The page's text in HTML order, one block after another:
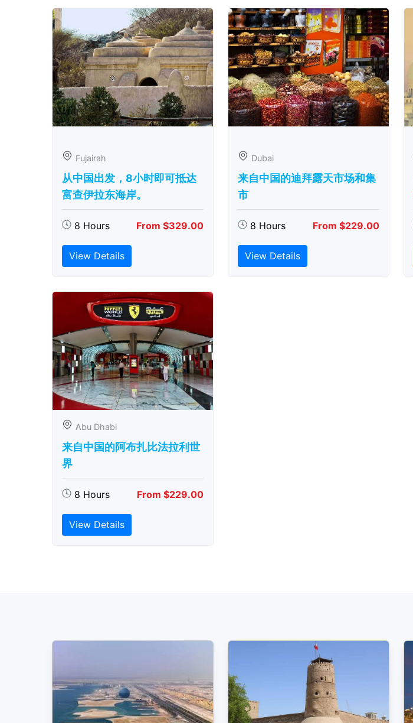
Fujairah
从中国出发，8小时即可抵达
富查伊拉东海岸。
8 Hours From $329.00
View Details
Dubai
来自中国的迪拜露天市场和集
市
8 Hours From $229.00
View Details
Abu Dhabi
来自中国的阿布扎比​​法拉利世
界
8 Hours From $229.00
View Details